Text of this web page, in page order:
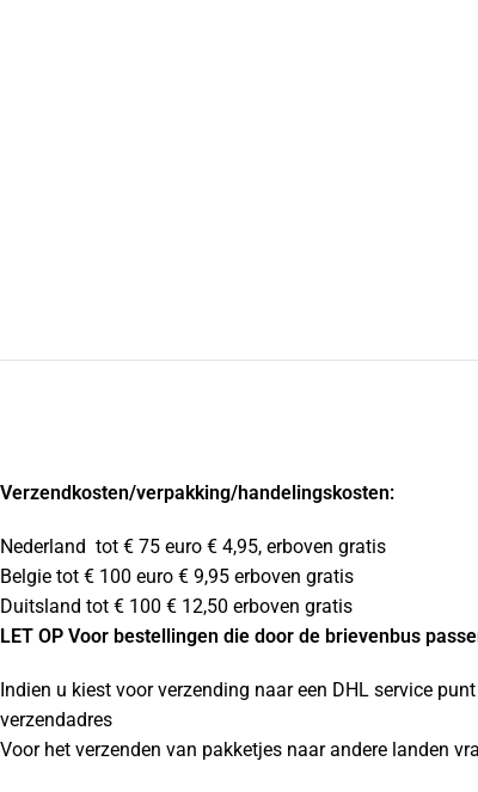
Verzendkosten/verpakking/handelingskosten:
Nederland tot € 75 euro € 4,95, erboven gratis
Belgie tot € 100 euro € 9,95 erboven gratis
Duitsland tot € 100 € 12,50 erboven gratis
LET OP Voor bestellingen die door de brievenbus
Indien u kiest voor verzending naar een DHL service
verzendadres
Voor het verzenden van pakketjes naar andere landen